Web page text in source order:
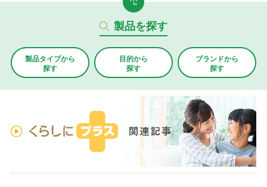
製品を探す
製品タイプから
探す
目的から
探す
ブランドから
探す